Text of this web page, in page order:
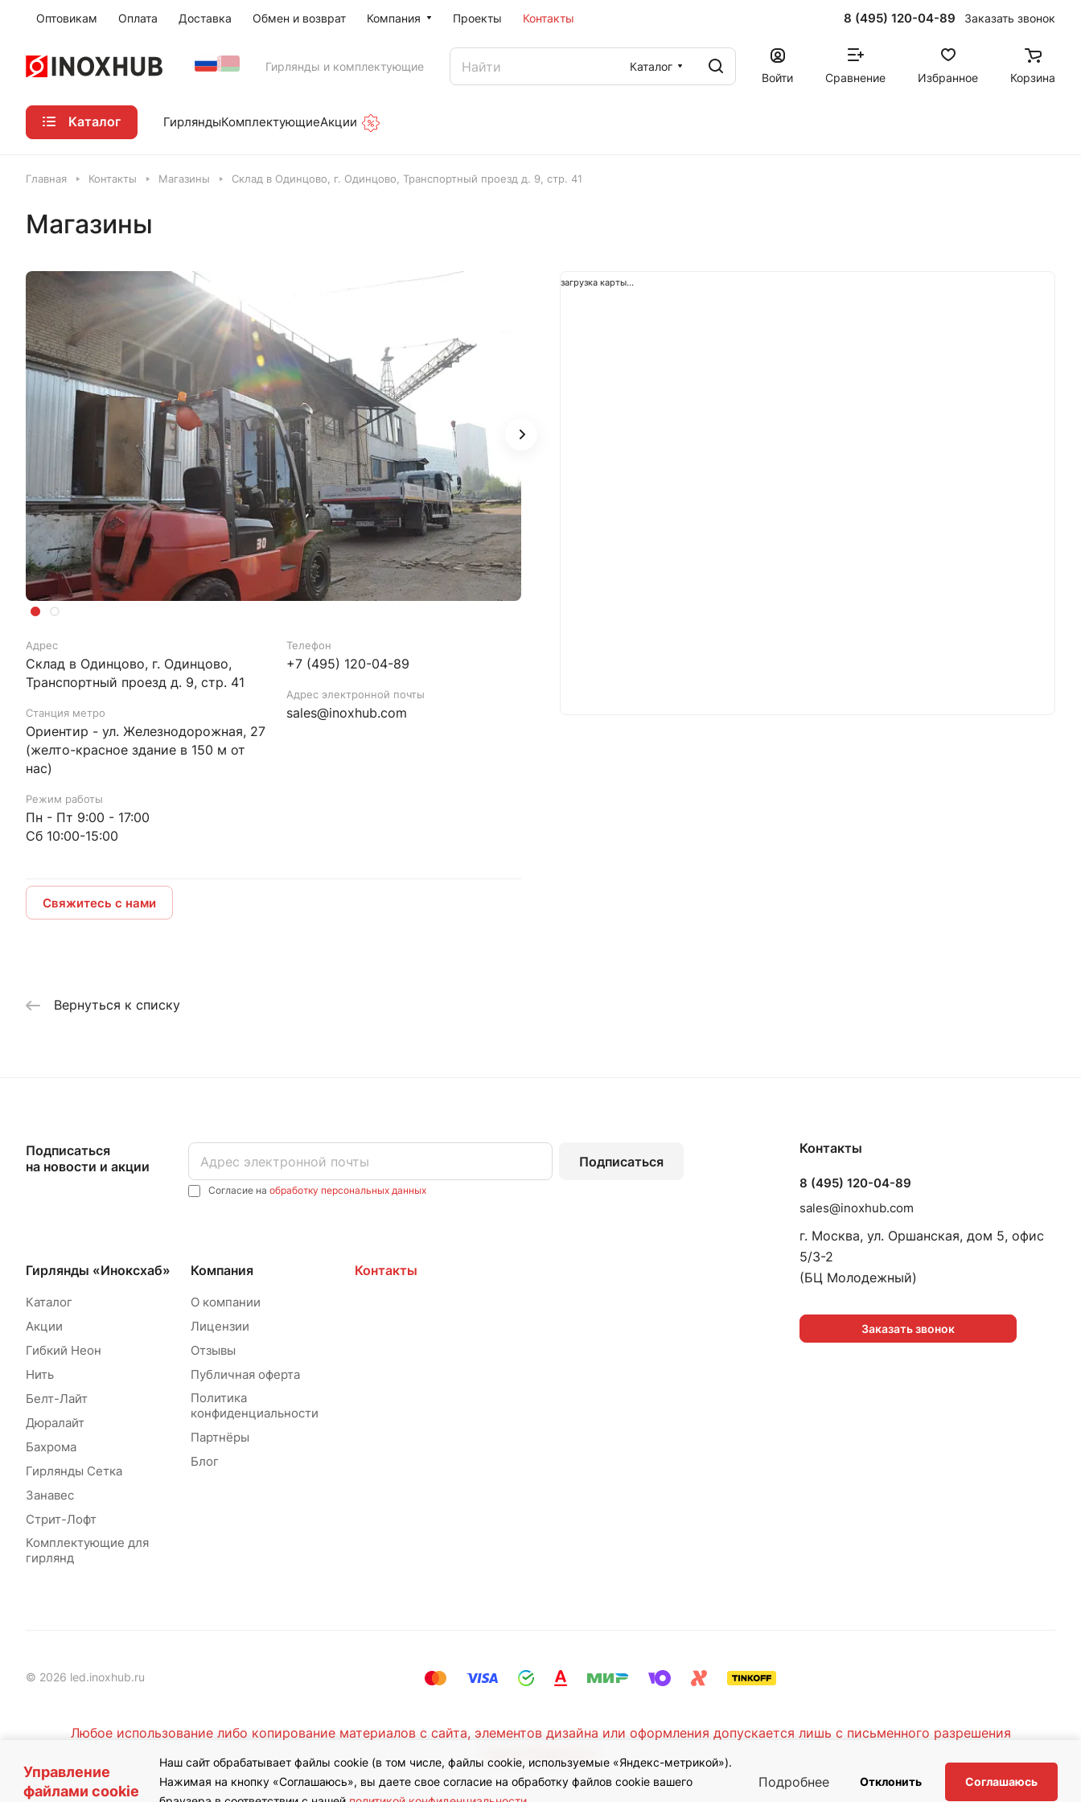
Управление
файлами cookie
Наш сайт обрабатывает файлы cookie (в том числе, файлы cookie, используемые «Яндекс-метрикой»).
Нажимая на кнопку «Соглашаюсь», вы даете свое согласие на обработку файлов cookie вашего
Подробнее Отклонить Соглашаюсь
Оптовикам Оплата Доставка Обмен и возврат Компания Проекты Контакты 8 (495) 120-04-89 Заказать звонок
Гирлянды и комплектующие
Каталог
Войти
Сравнение Избранное Корзина
Каталог ГирляндыКомплектующиеАкции
Главная Контакты Магазины Склад в Одинцово, г. Одинцово, Транспортный проезд д. 9, стр. 41
Магазины
Адрес
Склад в Одинцово, г. Одинцово,
Транспортный проезд д. 9, стр. 41
Станция метро
Ориентир - ул. Железнодорожная, 27
(желто-красное здание в 150 м от
нас)
Режим работы
Пн - Пт 9:00 - 17:00
Сб 10:00-15:00
Телефон
+7 (495) 120-04-89
Адрес электронной почты
sales@inoxhub.com
Свяжитесь с нами
загрузка карты...
Вернуться к списку
Подписаться
на новости и акции
Подписаться
Согласие на обработку персональных данных
Гирлянды «Иноксхаб»
Каталог
Акции
Гибкий Неон
Нить
Белт-Лайт
Дюралайт
Бахрома
Гирлянды Сетка
Занавес
Стрит-Лофт
Комплектующие для
гирлянд
Компания
О компании
Лицензии
Отзывы
Публичная оферта
Политика
конфиденциальности
Партнёры
Блог
Контакты
Контакты
8 (495) 120-04-89
sales@inoxhub.com
г. Москва, ул. Оршанская, дом 5, офис
5/3-2
(БЦ Молодежный)
Заказать звонок
© 2026 led.inoxhub.ru
Любое использование либо копирование материалов с сайта, элементов дизайна или оформления допускается лишь с письменного разрешения
правообладателя.